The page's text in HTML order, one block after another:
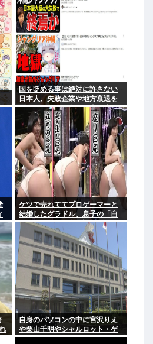
国を貶める事は絶対に許さない
日本人、失敗企業や地方衰退を
エンタメ化して楽しむ事は大好
きだったと判明www
ケツで売れててプロゲーマーと
結婚したグラドル、息子の「自
閉スペクトラム症」診断にショ
ックで泣く
自身のパソコンの中に宮沢りえ
や栗山千明やシャルロット・ゲ
ンズブールを保存した男を逮捕